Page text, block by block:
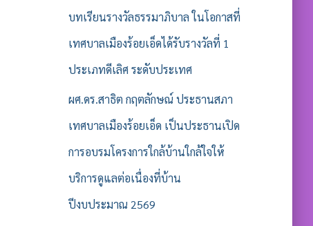
บทเรียนรางวัลธรรมาภิบาล ในโอกาสที่
เทศบาลเมืองร้อยเอ็ดได้รับรางวัลที่ 1
ประเภทดีเลิศ ระดับประเทศ
ผศ.ดร.สาธิต กฤตลักษณ์ ประธานสภา
เทศบาลเมืองร้อยเอ็ด เป็นประธานเปิด
การอบรมโครงการใกล้บ้านใกล้ใจให้
บริการดูแลต่อเนื่องที่บ้าน
ปีงบประมาณ 2569